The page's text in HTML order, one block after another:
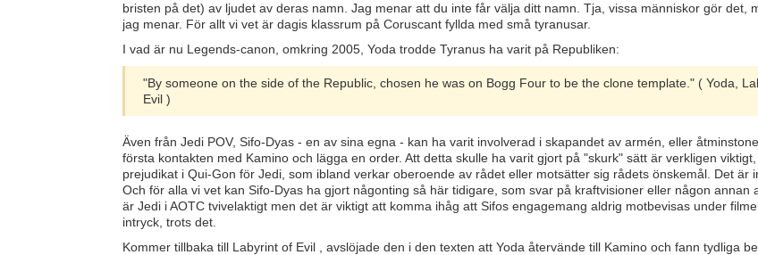
bristen på det) av ljudet av deras namn. Jag menar att du inte får välja ditt namn. Tja, vissa människor gör det,
jag menar. För allt vi vet är dagis klassrum på Coruscant fyllda med små tyranusar.
I vad är nu Legends-canon, omkring 2005, Yoda trodde Tyranus ha varit på Republiken:
"By someone on the side of the Republic, chosen he was on Bogg Four to be the clone template." ( Yoda,
Evil )
Även från Jedi POV, Sifo-Dyas - en av sina egna - kan ha varit involverad i skapandet av armén, eller
första kontakten med Kamino och lägga en order. Att detta skulle ha varit gjort på "skurk" sätt är verkligen
prejudikat i Qui-Gon för Jedi, som ibland verkar oberoende av rådet eller motsätter sig rådets önskemål. Det är
Och för alla vi vet kan Sifo-Dyas ha gjort någonting så här tidigare, som svar på kraftvisioner eller någon annan
är Jedi i AOTC tvivelaktigt men det är viktigt att komma ihåg att Sifos engagemang aldrig motbevisas under
intryck, trots det.
Kommer tillbaka till Labyrint of Evil , avslöjade den i den texten att Yoda återvände till Kamino och fann tydliga